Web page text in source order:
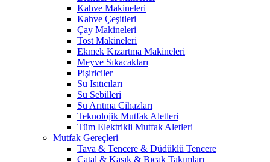
Kahve Makineleri
Kahve Çeşitleri
Çay Makineleri
Tost Makineleri
Ekmek Kızartma Makineleri
Meyve Sıkacakları
Pişiriciler
Su Isıtıcıları
Su Sebilleri
Su Arıtma Cihazları
Teknolojik Mutfak Aletleri
Tüm Elektrikli Mutfak Aletleri
Mutfak Gereçleri
Tava & Tencere & Düdüklü Tencere
Çatal & Kaşık & Bıçak Takımları